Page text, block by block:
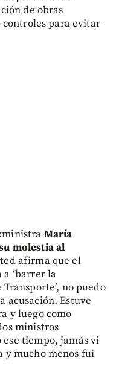
de obras
controles para evitar
María
molestia al
afirma que el
‘barrer la
no puedo
acusación. Estuve
y luego como
ministros
tiempo, jamás vi
y mucho menos fui